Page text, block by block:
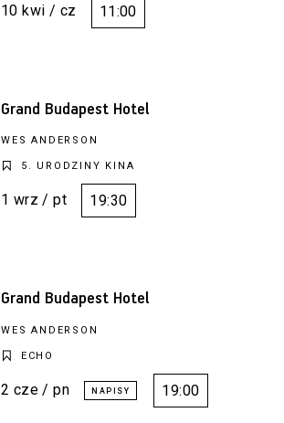
10 kwi / cz 11:00
Grand Budapest Hotel
WES ANDERSON
5. URODZINY KINA
1 wrz / pt 19:30
Grand Budapest Hotel
WES ANDERSON
ECHO
2 cze / pn 19:00